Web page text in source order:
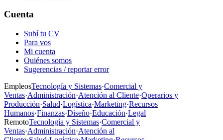
Cuenta
Subí tu CV
Para vos
Mi cuenta
Quiénes somos
Sugerencias / reportar error
EmpleosTecnología y Sistemas·Comercial y
Ventas·Administración·Atención al Cliente·Operarios y
Producción·Salud·Logística·Marketing·Recursos
Humanos·Finanzas·Diseño·Educación·Legal
RemotoTecnología y Sistemas·Comercial y
Ventas·Administración·Atención al